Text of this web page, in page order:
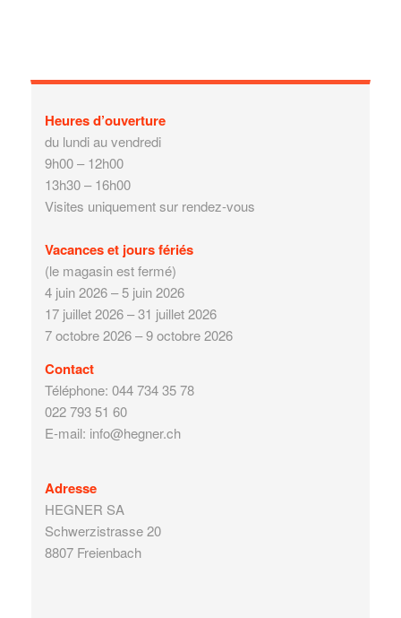
Heures d’ouverture
du lundi au vendredi
9h00 – 12h00
13h30 – 16h00
Visites uniquement sur rendez-vous
Vacances et jours fériés
(le magasin est fermé)
4 juin 2026 – 5 juin 2026
17 juillet 2026 – 31 juillet 2026
7 octobre 2026 – 9 octobre 2026
Contact
Téléphone: 044 734 35 78
022 793 51 60
E-mail: info@hegner.ch
Adresse
HEGNER SA
Schwerzistrasse 20
8807 Freienbach